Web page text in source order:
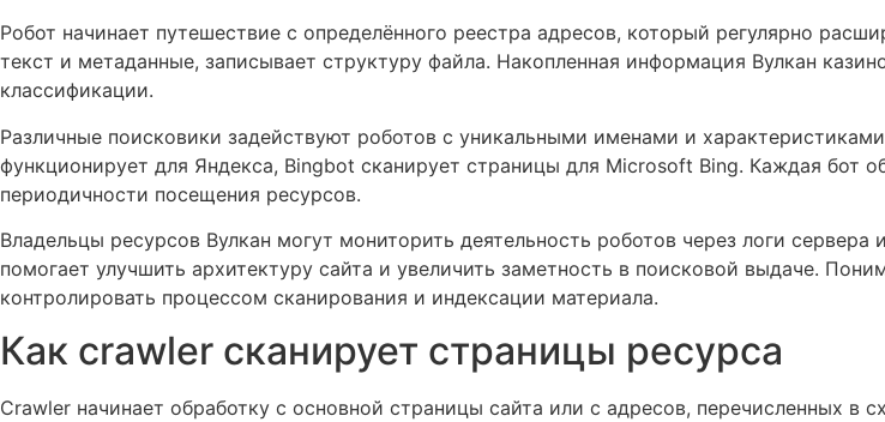
Робот начинает путешествие с определённого реестра адресов, который регулярно
текст и метаданные, записывает структуру файла. Накопленная информация Вулкан
классификации.
Различные поисковики задействуют роботов с уникальными именами и
функционирует для Яндекса, Bingbot сканирует страницы для Microsoft Bing. Каждая бот
периодичности посещения ресурсов.
Владельцы ресурсов Вулкан могут мониторить деятельность роботов через логи
помогает улучшить архитектуру сайта и увеличить заметность в поисковой выдаче.
контролировать процессом сканирования и индексации материала.
Как crawler сканирует страницы ресурса
Crawler начинает обработку с основной страницы сайта или с адресов, перечисленных